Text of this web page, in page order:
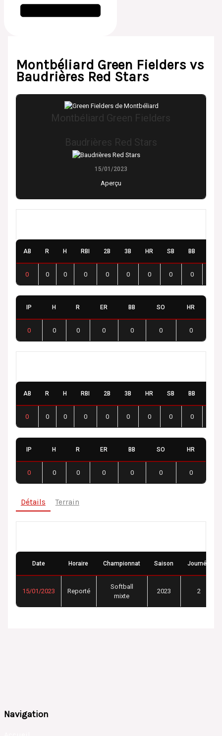
Montbéliard Green Fielders vs
Baudrières Red Stars
Montbéliard Green Fielders
Baudrières Red Stars
15/01/2023
Aperçu
AB R H RBI 2B 3B HR SB BB
0 0 0 0 0 0 0 0 0
IP H R ER BB SO HR
0 0 0 0 0 0 0
AB R H RBI 2B 3B HR SB BB
0 0 0 0 0 0 0 0 0
IP H R ER BB SO HR
0 0 0 0 0 0 0
Détails Terrain
Date Horaire Championnat Saison Journée
15/01/2023 Reporté
Softball
mixte
2023 2
Navigation